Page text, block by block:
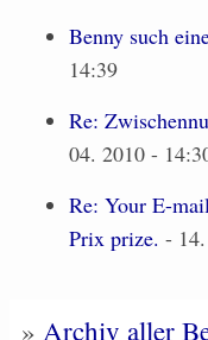
Benny such
14:39
Re:
04. 2010 -
Re: Your E-
Prix prize. -
» Archiv aller